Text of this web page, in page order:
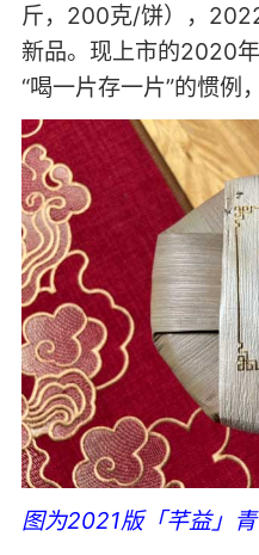
斤，200克/饼），
新品。现上市的2020
“喝一片存一片”的惯例
图为2021版「芊益」